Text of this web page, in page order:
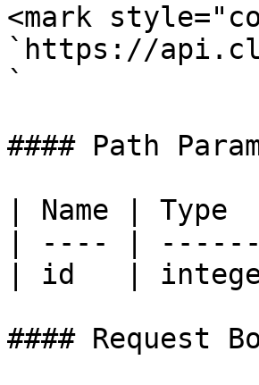
<mark
`https://
`
#### Path
| Name |
| ---- |
| id   |
#### Request